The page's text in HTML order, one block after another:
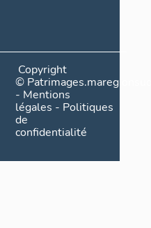
Copyright
©
- Mentions
légales - Politiques
de
confidentialité